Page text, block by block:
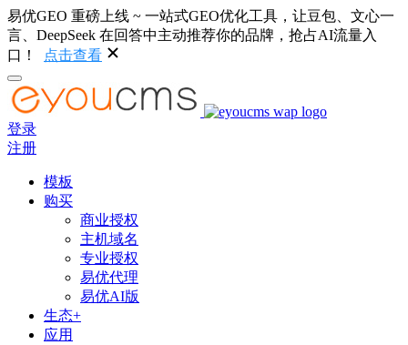
易优GEO 重磅上线 ~ 一站式GEO优化工具，让豆包、文心一
言、DeepSeek 在回答中主动推荐你的品牌，抢占AI流量入
口！
点击查看
登录
注册
模板
购买
商业授权
主机域名
专业授权
易优代理
易优AI版
生态+
应用